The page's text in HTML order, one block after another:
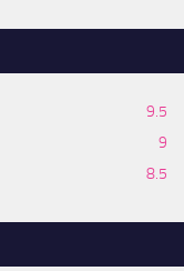
9.5
9
8.5